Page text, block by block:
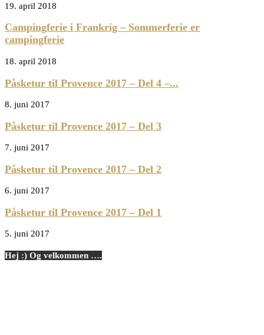
19. april 2018
Campingferie i Frankrig – Sommerferie er
campingferie
18. april 2018
Påsketur til Provence 2017 – Del 4 –...
8. juni 2017
Påsketur til Provence 2017 – Del 3
7. juni 2017
Påsketur til Provence 2017 – Del 2
6. juni 2017
Påsketur til Provence 2017 – Del 1
5. juni 2017
Hej :) Og velkommen ….